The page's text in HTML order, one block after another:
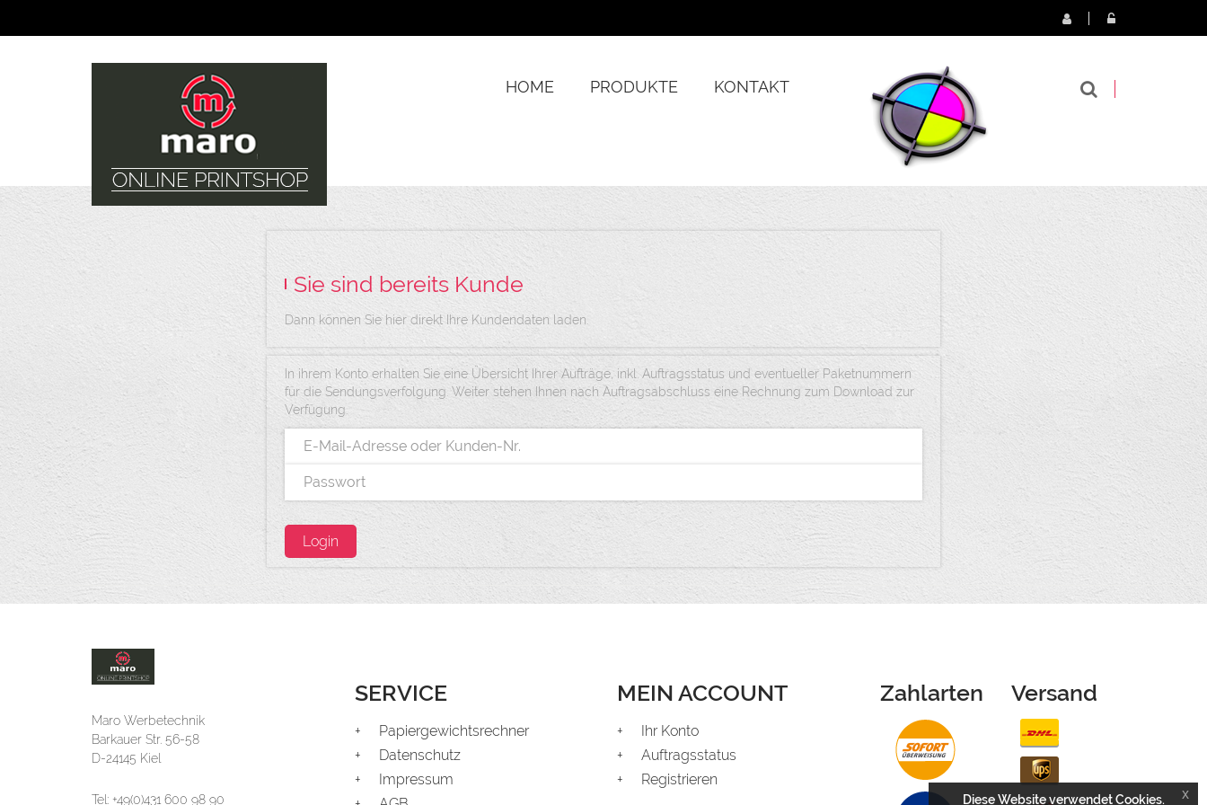
HOME PRODUKTE KONTAKT
Sie sind bereits Kunde
Dann können Sie hier direkt Ihre Kundendaten laden.
In ihrem Konto erhalten Sie eine Übersicht Ihrer Aufträge, inkl. Auftragsstatus und eventueller Paketnummern
für die Sendungsverfolgung. Weiter stehen Ihnen nach Auftragsabschluss eine Rechnung zum Download zur
Verfügung.
Maro Werbetechnik
Barkauer Str. 56-58
D-24145 Kiel
Tel: +49(0)431 600 98 90
SERVICE
Papiergewichtsrechner
Datenschutz
Impressum
MEIN ACCOUNT
Ihr Konto
Auftragsstatus
Registrieren
Zahlarten Versand
Diese Website verwendet Cookies. x